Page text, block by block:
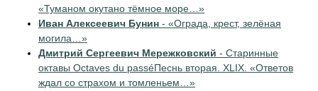
«Туманом окутано тёмное море…»
Иван Алексеевич Бунин - «Ограда, крест, зелёная
могила…»
Дмитрий Сергеевич Мережковский - Старинные
октавы Octaves du passéПеснь вторая. XLIX. «Ответов
ждал со страхом и томленьем…»